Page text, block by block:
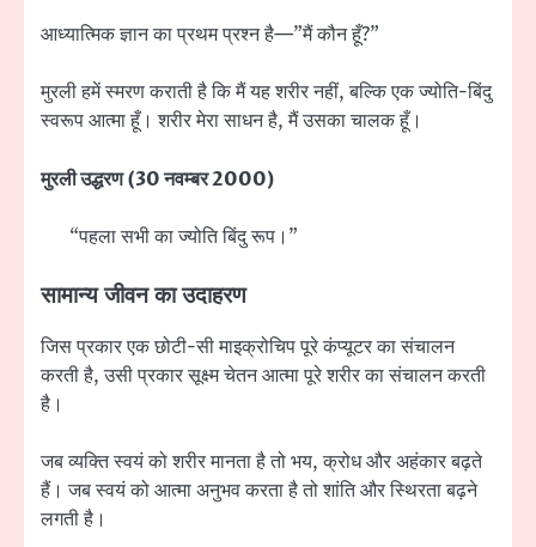
आध्यात्मिक ज्ञान का प्रथम प्रश्न है—”मैं कौन हूँ?”
मुरली हमें स्मरण कराती है कि मैं यह शरीर नहीं, बल्कि एक ज्योति-बिंदु
स्वरूप आत्मा हूँ। शरीर मेरा साधन है, मैं उसका चालक हूँ।
मुरली उद्धरण (30 नवम्बर 2000)
“पहला सभी का ज्योति बिंदु रूप।”
सामान्य जीवन का उदाहरण
जिस प्रकार एक छोटी-सी माइक्रोचिप पूरे कंप्यूटर का संचालन
करती है, उसी प्रकार सूक्ष्म चेतन आत्मा पूरे शरीर का संचालन करती
है।
जब व्यक्ति स्वयं को शरीर मानता है तो भय, क्रोध और अहंकार बढ़ते
हैं। जब स्वयं को आत्मा अनुभव करता है तो शांति और स्थिरता बढ़ने
लगती है।